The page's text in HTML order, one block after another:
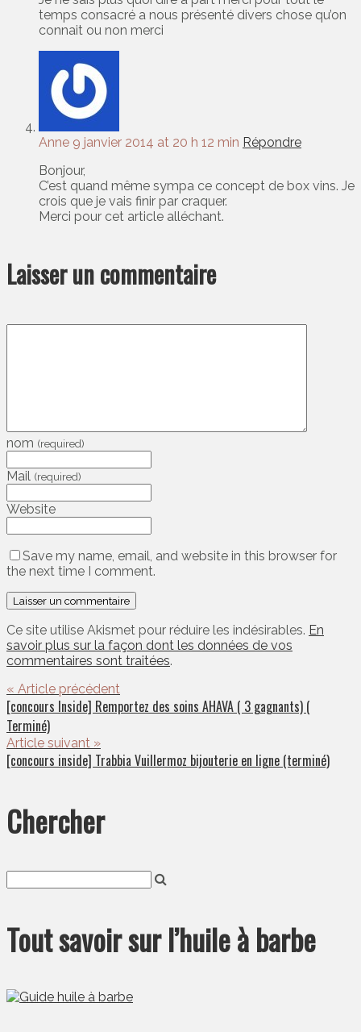
temps consacré a nous présenté divers chose qu’on
connait ou non merci
Anne 9 janvier 2014 at 20 h 12 min Répondre
Bonjour,
C’est quand même sympa ce concept de box vins. Je
crois que je vais finir par craquer.
Merci pour cet article alléchant.
Laisser un commentaire
nom (required)
Mail (required)
Website
Save my name, email, and website in this browser for
the next time I comment.
Ce site utilise Akismet pour réduire les indésirables. En
savoir plus sur la façon dont les données de vos
commentaires sont traitées.
« Article précédent
[concours Inside] Remportez des soins AHAVA ( 3 gagnants) (
Terminé)
Article suivant »
[concours inside] Trabbia Vuillermoz bijouterie en ligne (terminé)
Chercher
Tout savoir sur l’huile à barbe